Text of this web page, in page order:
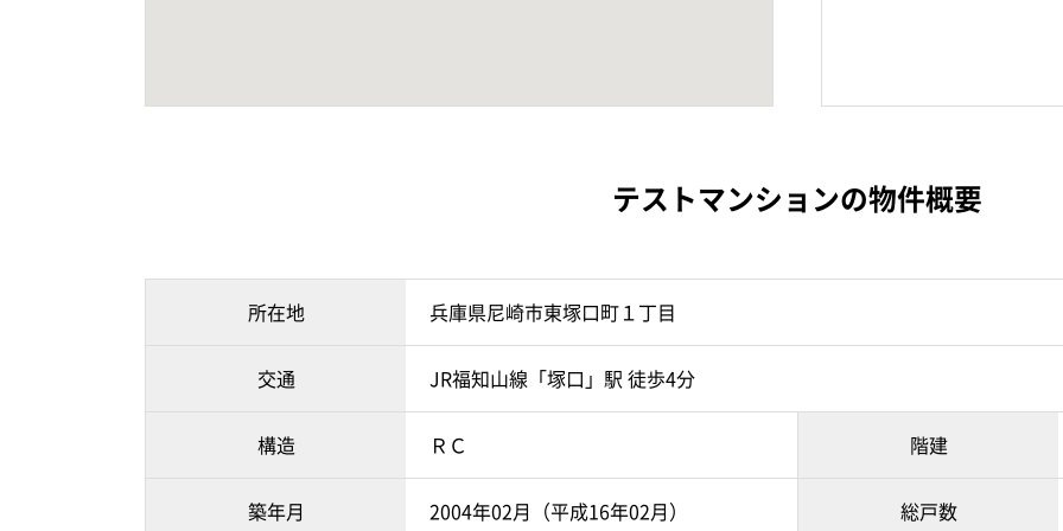
テストマンションの物件概要
所在地 兵庫県尼崎市東塚口町１丁目
交通 JR福知山線「塚口」駅 徒歩4分
構造 ＲＣ 階建
築年月 2004年02月（平成16年02月） 総戸数